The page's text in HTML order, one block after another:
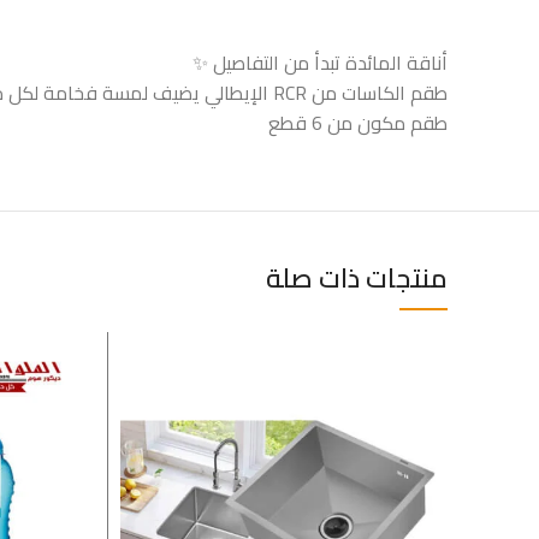
أناقة المائدة تبدأ من التفاصيل ✨
طقم الكاسات من RCR الإيطالي يضيف لمسة فخامة لكل مشروب
طقم مكون من 6 قطع
منتجات ذات صلة